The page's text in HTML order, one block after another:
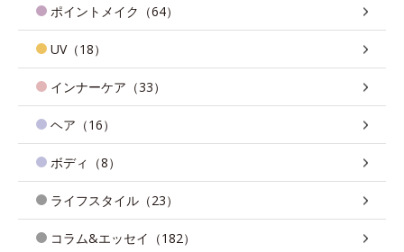
ポイントメイク（64）
UV（18）
インナーケア（33）
ヘア（16）
ボディ（8）
ライフスタイル（23）
コラム&エッセイ（182）